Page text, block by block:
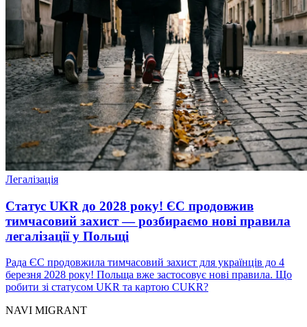
Легалізація
Статус UKR до 2028 року! ЄС продовжив
тимчасовий захист — розбираємо нові правила
легалізації у Польщі
Рада ЄС продовжила тимчасовий захист для українців до 4
березня 2028 року! Польща вже застосовує нові правила. Що
робити зі статусом UKR та картою CUKR?
NAVI MIGRANT